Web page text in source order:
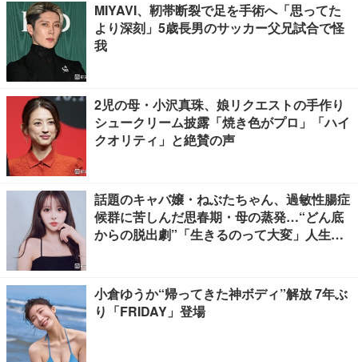
MIYAVI、靭帯断裂で足を手術へ「思ってた
より深刻」5歳長男のサッカー父兄試合で怪
我
2児の母・小沢真珠、娘リクエストの手作り
シュークリーム披露「焼き色がプロ」「ハイ
クオリティ」と絶賛の声
話題のキャバ嬢・ねぶたちゃん、過敏性腸症
候群に苦しんだ思春期・母の蒸発…“どん底
からの脱出劇”「生きるのって大変」人生変
小倉ゆうか“帰ってきた神ボディ”解放 7年ぶ
り「FRIDAY」登場